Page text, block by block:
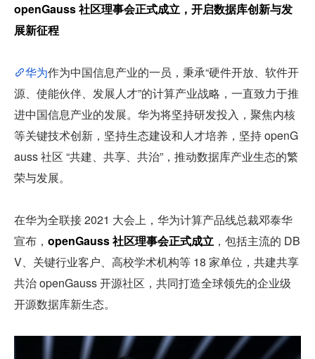
openGauss 社区理事会正式成立，开启数据库创新与发
展新征程
华为作为中国信息产业的一员，秉承“硬件开放、软件开
源、使能伙伴、发展人才”的计算产业战略，一直致力于推
进中国信息产业的发展。华为将坚持研发投入，聚焦内核
等关键技术创新，坚持生态建设和人才培养，坚持 openG
auss 社区 “共建、共享、共治”，推动数据库产业生态的繁
荣与发展。
在华为全联接 2021 大会上，华为计算产品线总裁邓泰华
宣布， openGauss 社区理事会正式成立 ，包括主流的 DB
V、关键行业客户、高校学术机构等 18 家单位，共建共享
共治 openGauss 开源社区，共同打造全球领先的企业级
开源数据库新生态。